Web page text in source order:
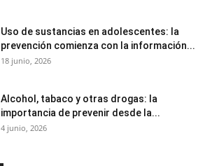
Uso de sustancias en adolescentes: la
prevención comienza con la información...
18 junio, 2026
Alcohol, tabaco y otras drogas: la
importancia de prevenir desde la...
4 junio, 2026